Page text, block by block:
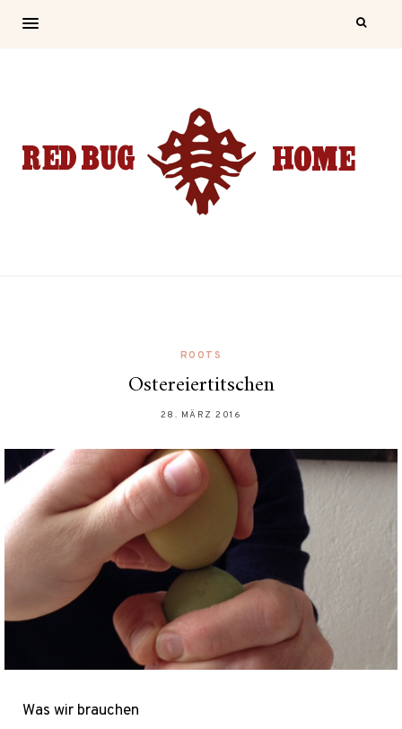
ROOTS
Ostereiertitschen
28. MÄRZ 2016
Was wir brauchen